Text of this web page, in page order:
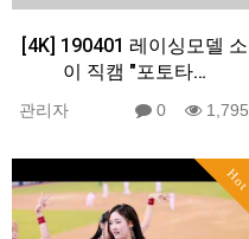
[4K] 190401 레이싱모델 소
이 직캠 "포토타…
관리자 0 1,795
Hot